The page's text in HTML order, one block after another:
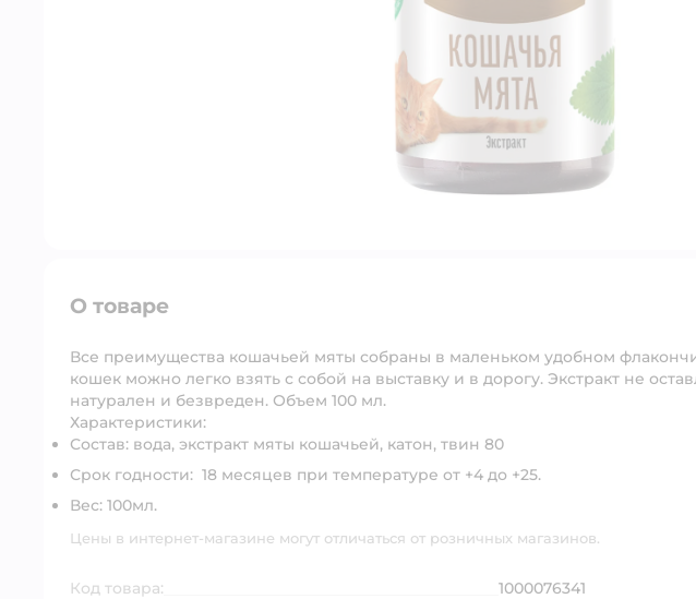
О товаре
Все преимущества кошачьей мяты собраны в маленьком удобном
кошек можно легко взять с собой на выставку и в дорогу. Экстракт не
натурален и безвреден. Объем 100 мл.
Характеристики:
Состав: вода, экстракт мяты кошачьей, катон, твин 80
Срок годности: 18 месяцев при температуре от +4 до +25.
Вес: 100мл.
Цены в интернет-магазине могут отличаться от розничных магазинов.
Код товара:
1000076341